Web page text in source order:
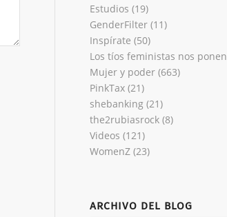
Estudios (19)
GenderFilter(11)
Inspírate (50)
Los tíos feministas nos ponen
Mujer y poder(663)
PinkTax(21)
shebanking(21)
the2rubiasrock(8)
Videos (121)
WomenZ(23)
ARCHIVO DEL BLOG